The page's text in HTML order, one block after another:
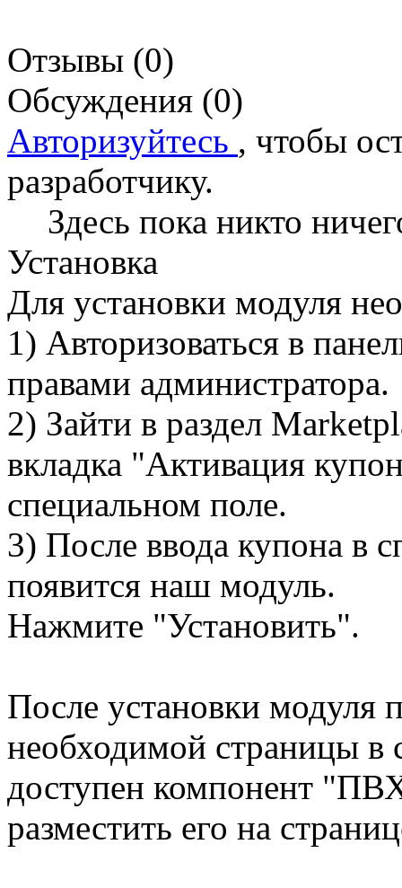
Отзывы (0)
Обсуждения (0)
Авторизуйтесь , чтобы
разработчику.
Здесь пока никто
Установка
Для установки модуля
1) Авторизоваться в
правами администратора.
2) Зайти в раздел
вкладка "Активация
специальном поле.
3) После ввода купона в
появится наш модуль.
Нажмите "Установить".
После установки модуля
необходимой страницы в
доступен компонент
разместить его на